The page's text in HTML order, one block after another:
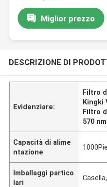
Miglior prezzo
DESCRIZIONE DI
Evidenziare:
Filtro
Kingki
Filtro
570 nm
Capacità di alime
ntazione
Imballaggi partico
lari